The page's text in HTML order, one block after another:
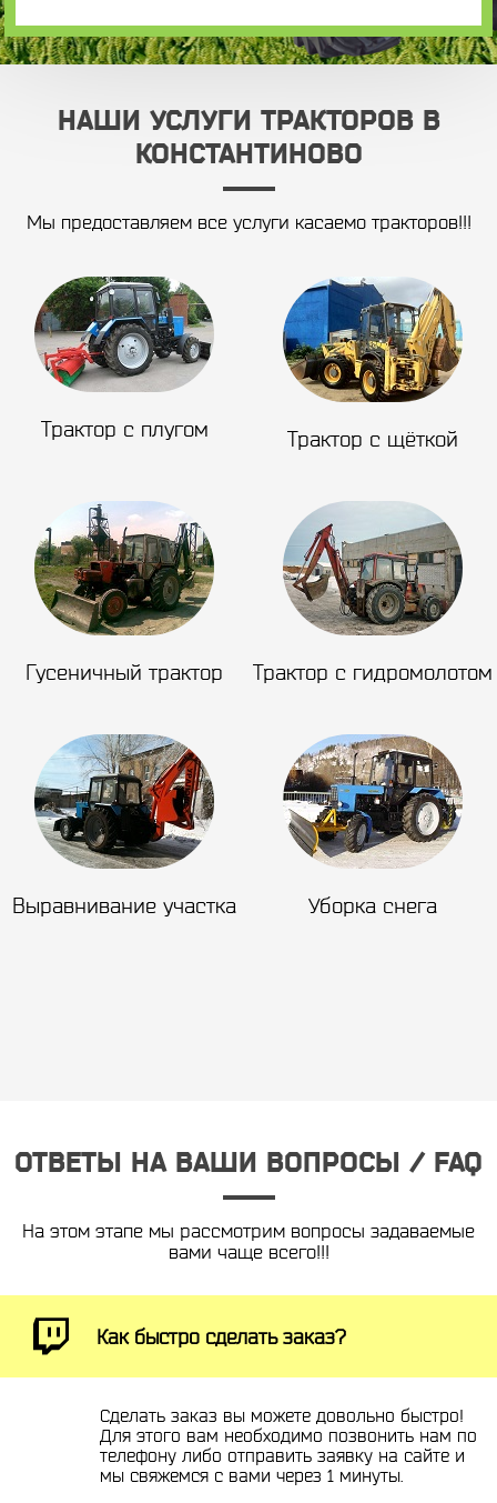
НАШИ УСЛУГИ ТРАКТОРОВ В
КОНСТАНТИНОВО
Мы предоставляем все услуги касаемо тракторов!!!
Трактор с плугом Трактор с щёткой
Гусеничный трактор Трактор с гидромолотом
Выравнивание участка Уборка снега
ОТВЕТЫ НА ВАШИ ВОПРОСЫ / FAQ
На этом этапе мы рассмотрим вопросы задаваемые
вами чаще всего!!!
Как быстро сделать заказ?
Сделать заказ вы можете довольно быстро!
Для этого вам необходимо позвонить нам по
телефону либо отправить заявку на сайте и
мы свяжемся с вами через 1 минуты.